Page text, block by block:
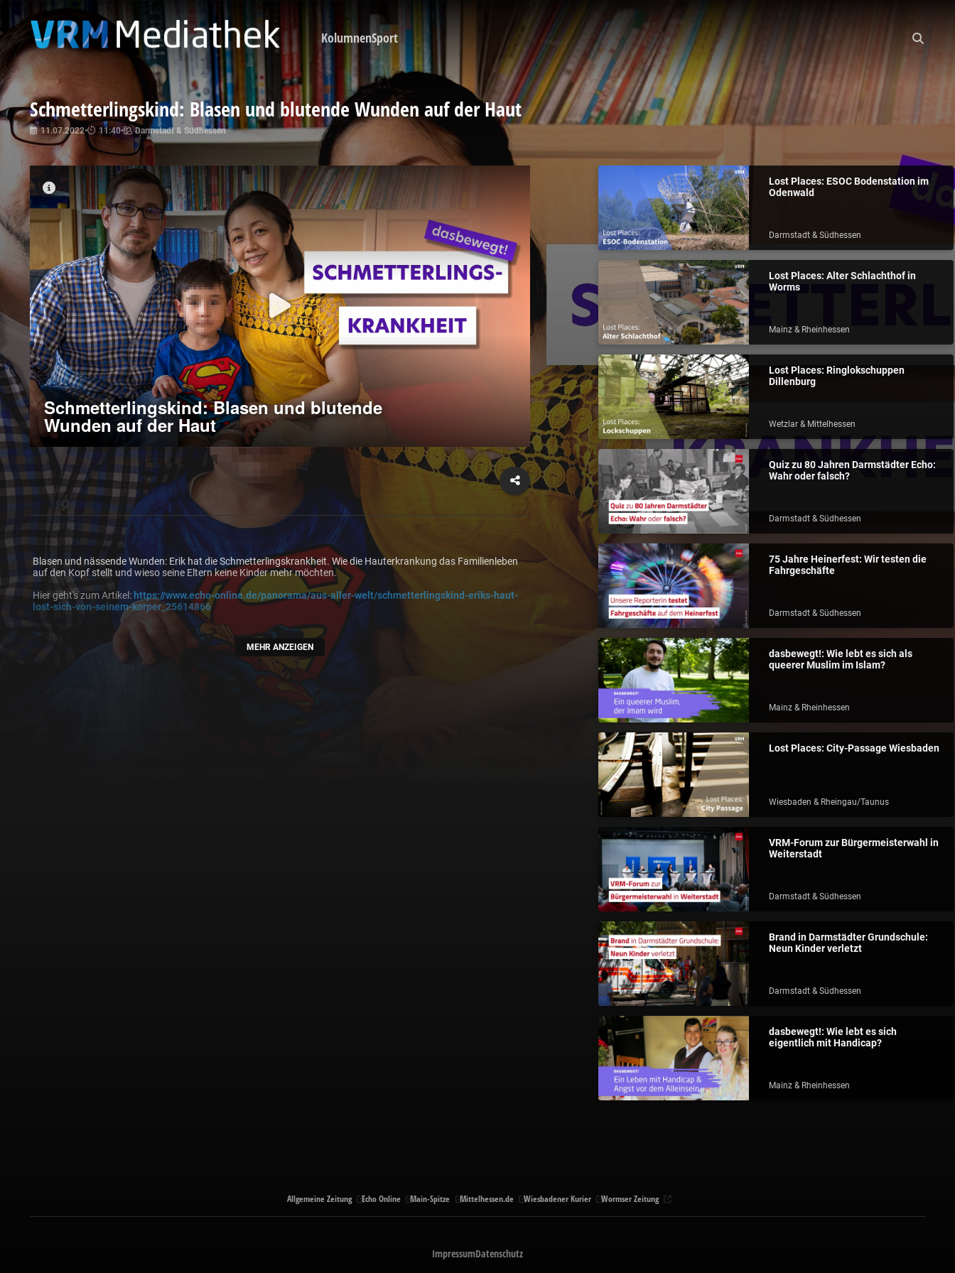
KolumnenSport
Schmetterlingskind: Blasen und blutende Wunden auf der Haut
11.07.2022• 11:40• Darmstadt & Südhessen
Schmetterlingskind: Blasen und blutende
Wunden auf der Haut
MEHR ANZEIGEN
Blasen und nässende Wunden: Erik hat die Schmetterlingskrankheit. Wie die Hauterkrankung das Familienleben
auf den Kopf stellt und wieso seine Eltern keine Kinder mehr möchten.
Hier geht's zum Artikel: https://www.echo-online.de/panorama/aus-aller-welt/schmetterlingskind-eriks-haut-
lost-sich-von-seinem-korper_25614866
Lost Places: ESOC Bodenstation im
Odenwald
Darmstadt & Südhessen
Lost Places: Alter Schlachthof in
Worms
Mainz & Rheinhessen
Lost Places: Ringlokschuppen
Dillenburg
Wetzlar & Mittelhessen
Quiz zu 80 Jahren Darmstädter Echo:
Wahr oder falsch?
Darmstadt & Südhessen
75 Jahre Heinerfest: Wir testen die
Fahrgeschäfte
Darmstadt & Südhessen
dasbewegt!: Wie lebt es sich als
queerer Muslim im Islam?
Mainz & Rheinhessen
Lost Places: City-Passage Wiesbaden
Wiesbaden & Rheingau/Taunus
VRM-Forum zur Bürgermeisterwahl in
Weiterstadt
Darmstadt & Südhessen
Brand in Darmstädter Grundschule:
Neun Kinder verletzt
Darmstadt & Südhessen
dasbewegt!: Wie lebt es sich
eigentlich mit Handicap?
Mainz & Rheinhessen
Allgemeine Zeitung Echo Online Main-Spitze Mittelhessen.de Wiesbadener Kurier Wormser Zeitung
ImpressumDatenschutz